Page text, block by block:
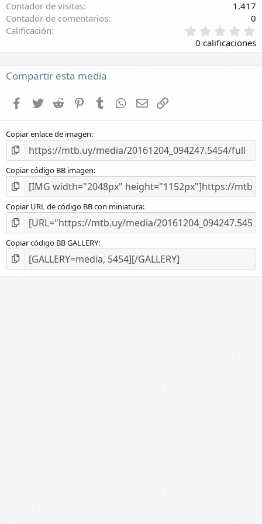
Contador de visitas
1.417
Contador de comentarios
0
Calificación
,
0
0
l
(
)
0 calificaciones
Compartir esta media
Facebook
Twitter Reddit PinterestTumblr WhatsApp
E-mail
Copiar enlace de imagen
Copiar código BB imagen
Copiar URL de código BB con miniatura
Copiar código BB GALLERY